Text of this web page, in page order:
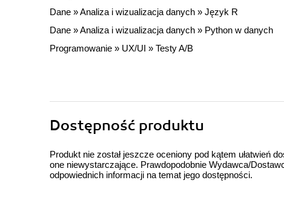
Dane »Analiza i wizualizacja danych » Język R
Dane »Analiza i wizualizacja danych » Python w danych
Programowanie » UX/UI » Testy A/B
Dostępność produktu
Produkt nie został jeszcze oceniony pod kątem ułatwień
one niewystarczające. Prawdopodobnie Wydawca/
odpowiednich informacji na temat jego dostępności.